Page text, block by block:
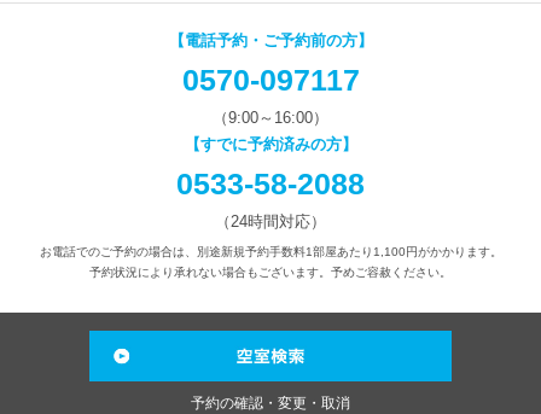
【電話予約・ご予約前の方】
0570-097117
（9:00～16:00）
【すでに予約済みの方】
0533-58-2088
（24時間対応）
お電話でのご予約の場合は、別途新規予約手数料1部屋あたり1,100円がかかります。
予約状況により承れない場合もございます。予めご容赦ください。
予約の確認・変更・取消